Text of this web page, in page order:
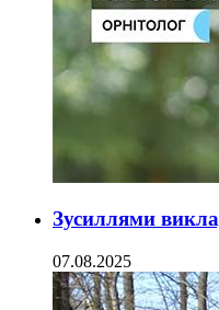
Зусиллями
07.08.2025